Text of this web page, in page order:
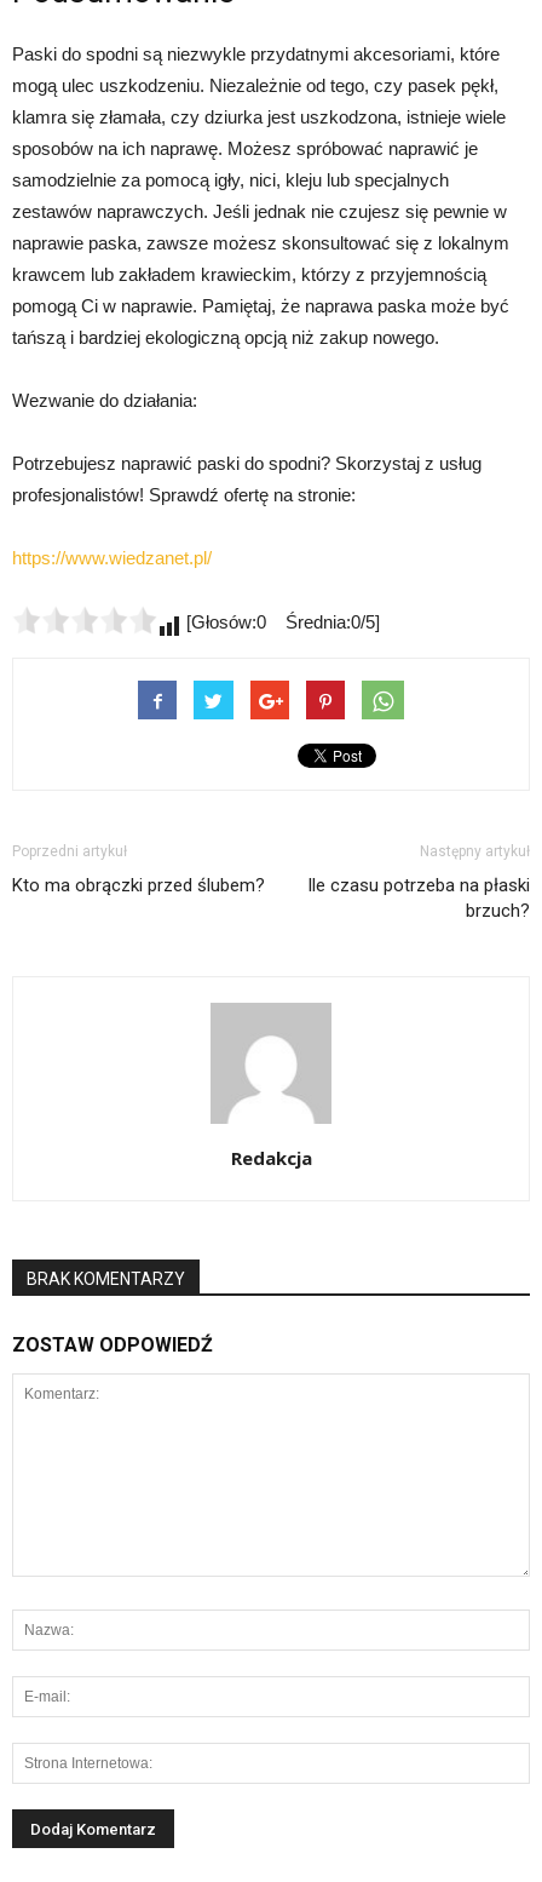
Paski do spodni są niezwykle przydatnymi akcesoriami, które
mogą ulec uszkodzeniu. Niezależnie od tego, czy pasek pękł,
klamra się złamała, czy dziurka jest uszkodzona, istnieje wiele
sposobów na ich naprawę. Możesz spróbować naprawić je
samodzielnie za pomocą igły, nici, kleju lub specjalnych
zestawów naprawczych. Jeśli jednak nie czujesz się pewnie w
naprawie paska, zawsze możesz skonsultować się z lokalnym
krawcem lub zakładem krawieckim, którzy z przyjemnością
pomogą Ci w naprawie. Pamiętaj, że naprawa paska może być
tańszą i bardziej ekologiczną opcją niż zakup nowego.
Wezwanie do działania:
Potrzebujesz naprawić paski do spodni? Skorzystaj z usług
profesjonalistów! Sprawdź ofertę na stronie:
https://www.wiedzanet.pl/
[Głosów:0 Średnia:0/5]
Poprzedni artykuł
Kto ma obrączki przed ślubem?
Następny artykuł
Ile czasu potrzeba na płaski
brzuch?
Redakcja
BRAK KOMENTARZY
ZOSTAW ODPOWIEDŹ